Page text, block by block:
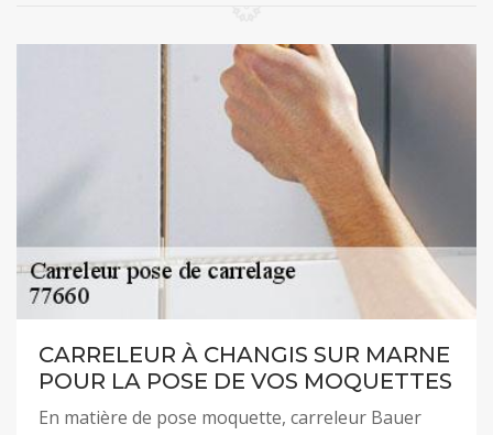
CARRELEUR À CHANGIS SUR MARNE
POUR LA POSE DE VOS MOQUETTES
En matière de pose moquette, carreleur Bauer